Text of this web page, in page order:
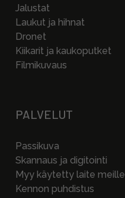
Jalustat
Laukut ja hihnat
Dronet
Kiikarit ja kaukoputket
Filmikuvaus
PALVELUT
Passikuva
Skannaus ja digitointi
Myy käytetty laite meille
Kennon puhdistus